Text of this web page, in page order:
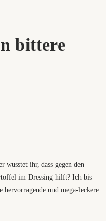
bittere
wusstet ihr, dass gegen den
im Dressing hilft? Ich bis
und mega-leckere